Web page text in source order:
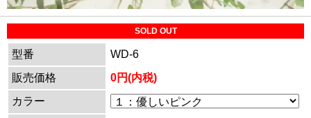
SOLD OUT
型番
WD-6
販売価格
0円(内税)
カラー